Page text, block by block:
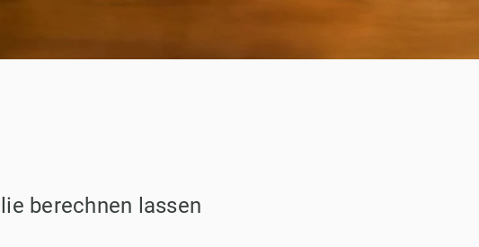
MIT GEWINN
berechnen lassen